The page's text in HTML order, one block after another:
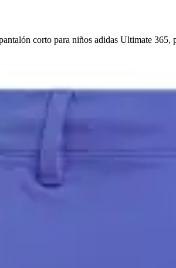
corto para niños adidas Ultimate 365,